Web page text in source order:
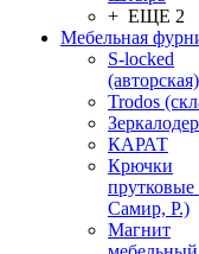
+ ЕЩЕ 2
Мебельная
S-locked
(авторская)
Trodos
КАРАТ
Крючки
прутковые
Самир, Р.)
Магнит